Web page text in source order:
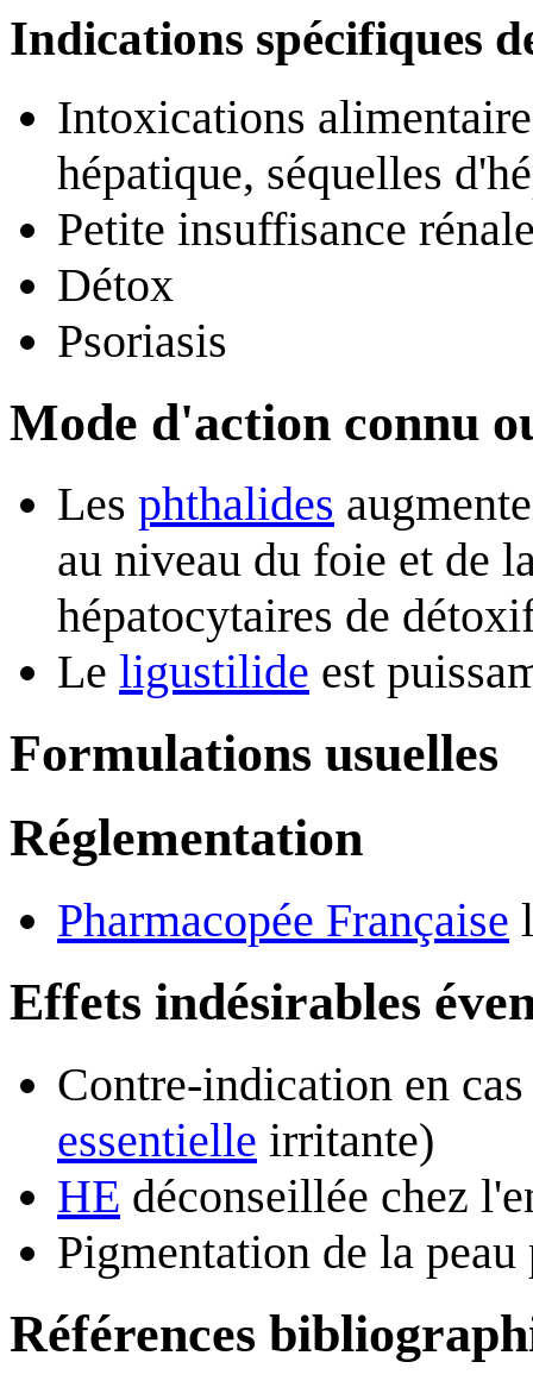
Indications spécifiques
Intoxications
hépatique, séquelles
Petite insuffisance
Détox
Psoriasis
Mode d'action connu
Les phthalides
au niveau du foie et de
hépatocytaires de
Le ligustilide est
Formulations usuelles
Réglementation
Pharmacopée Française
Effets indésirables
Contre-indication en
essentielle irritante)
HE déconseillée chez
Pigmentation de la
Références